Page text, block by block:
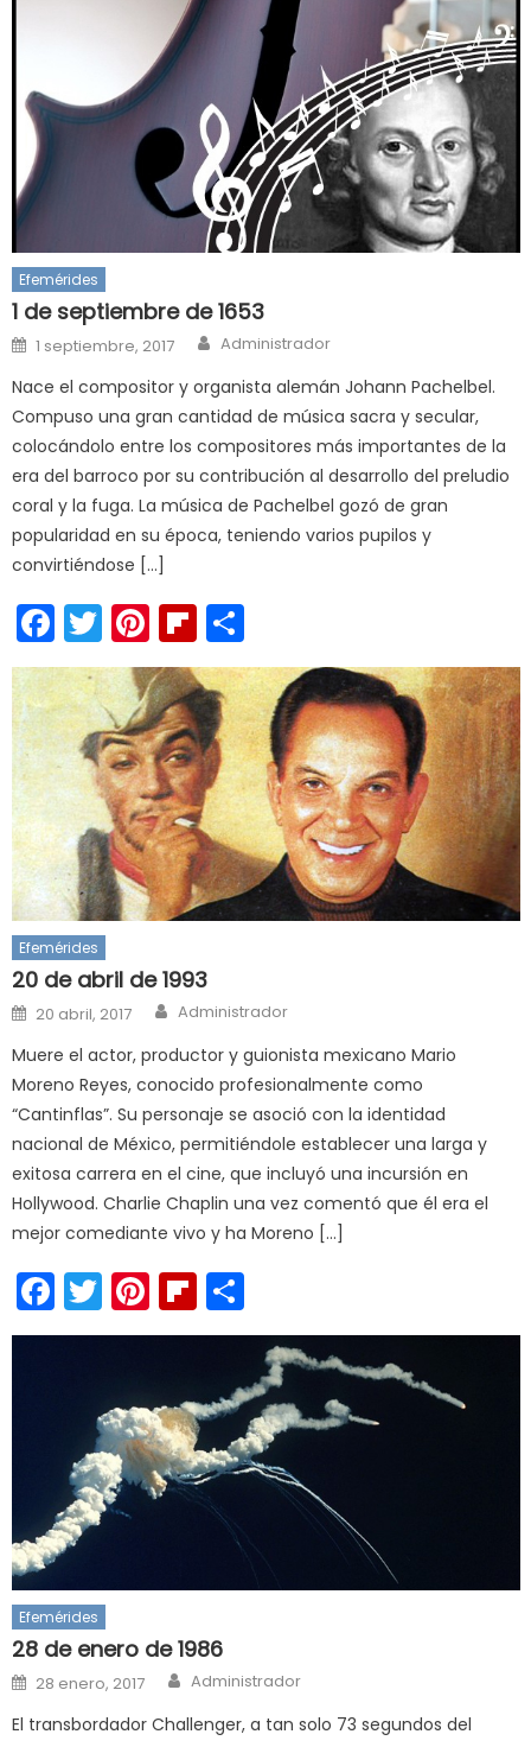
Efemérides
1 de septiembre de 1653
Posted
on
1 septiembre, 2017 Author
Administrador
Nace el compositor y organista alemán Johann Pachelbel.
Compuso una gran cantidad de música sacra y secular,
colocándolo entre los compositores más importantes de la
era del barroco por su contribución al desarrollo del preludio
coral y la fuga. La música de Pachelbel gozó de gran
popularidad en su época, teniendo varios pupilos y
convirtiéndose […]
Facebook
Twitter
Pinterest
Flipboard
Efemérides
20 de abril de 1993
Posted
on
20 abril, 2017 Author
Administrador
Muere el actor, productor y guionista mexicano Mario
Moreno Reyes, conocido profesionalmente como
“Cantinflas”. Su personaje se asoció con la identidad
nacional de México, permitiéndole establecer una larga y
exitosa carrera en el cine, que incluyó una incursión en
Hollywood. Charlie Chaplin una vez comentó que él era el
mejor comediante vivo y ha Moreno […]
Facebook
Twitter
Pinterest
Flipboard
Efemérides
28 de enero de 1986
Posted
on
28 enero, 2017 Author
Administrador
El transbordador Challenger, a tan solo 73 segundos del